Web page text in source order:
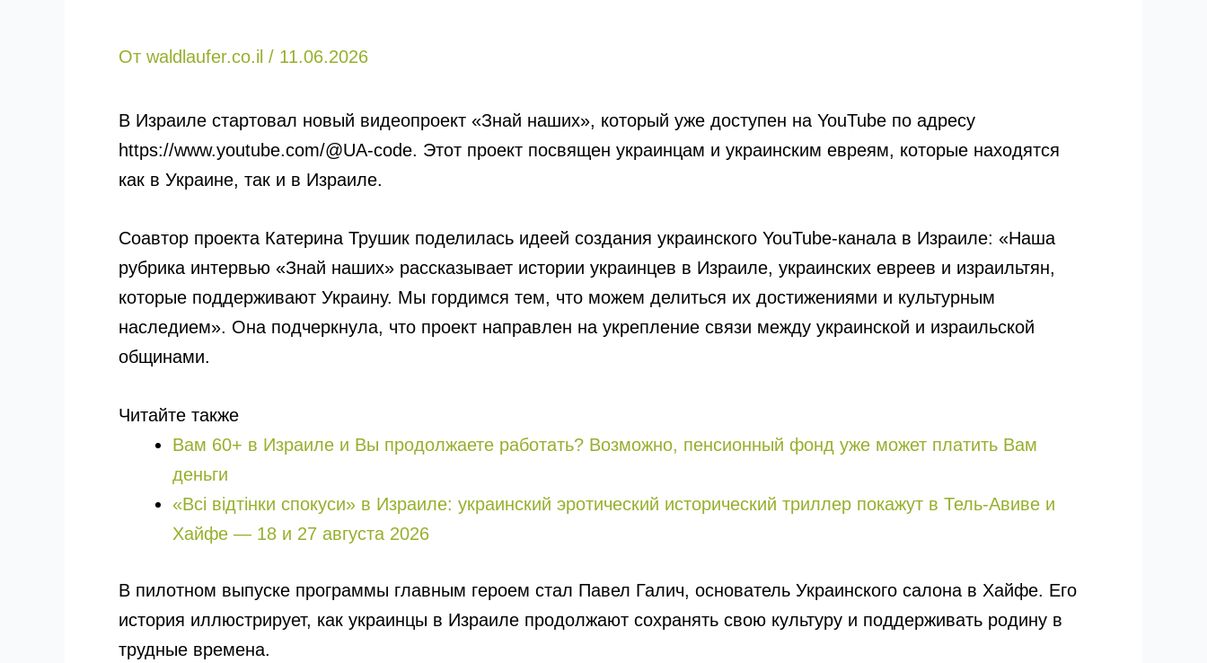
От waldlaufer.co.il / 11.06.2026
В Израиле стартовал новый видеопроект «Знай наших», который уже доступен на YouTube по адресу
https://www.youtube.com/@UA-code. Этот проект посвящен украинцам и украинским евреям, которые находятся
как в Украине, так и в Израиле.
Соавтор проекта Катерина Трушик поделилась идеей создания украинского YouTube-канала в Израиле: «Наша
рубрика интервью «Знай наших» рассказывает истории украинцев в Израиле, украинских евреев и израильтян,
которые поддерживают Украину. Мы гордимся тем, что можем делиться их достижениями и культурным
наследием». Она подчеркнула, что проект направлен на укрепление связи между украинской и израильской
общинами.
Читайте также
Вам 60+ в Израиле и Вы продолжаете работать? Возможно, пенсионный фонд уже может платить Вам
деньги
«Всі відтінки спокуси» в Израиле: украинский эротический исторический триллер покажут в Тель-Авиве и
Хайфе — 18 и 27 августа 2026
В пилотном выпуске программы главным героем стал Павел Галич, основатель Украинского салона в Хайфе. Его
история иллюстрирует, как украинцы в Израиле продолжают сохранять свою культуру и поддерживать родину в
трудные времена.